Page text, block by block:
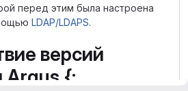
перед этим была настроена
LDAP/LDAPS.
версий
Argus {: